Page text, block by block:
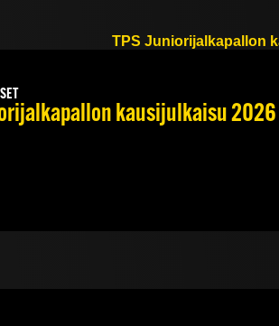
kausijulkaisu